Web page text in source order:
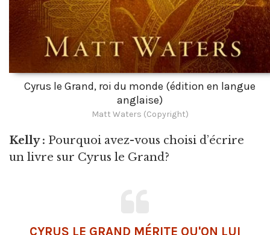
Cyrus le Grand, roi du monde (édition en langue
anglaise)
Matt Waters (Copyright)
Kelly : Pourquoi avez-vous choisi d’écrire
un livre sur Cyrus le Grand?
CYRUS LE GRAND MÉRITE QU'ON LUI